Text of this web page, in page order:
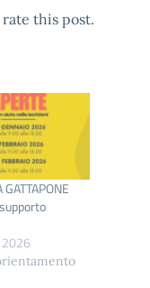
this post.
GATTAPONE
2026